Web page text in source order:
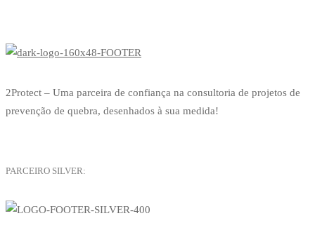
2Protect – Uma parceira de confiança na consultoria de projetos de
prevenção de quebra, desenhados à sua medida!
PARCEIRO SILVER: